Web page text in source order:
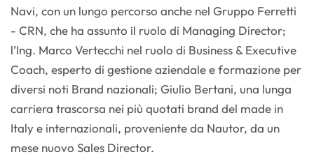
Navi, con un lungo percorso anche nel Gruppo Ferretti
- CRN, che ha assunto il ruolo di Managing Director;
l’Ing. Marco Vertecchi nel ruolo di Business & Executive
Coach, esperto di gestione aziendale e formazione per
diversi noti Brand nazionali; Giulio Bertani, una lunga
carriera trascorsa nei più quotati brand del made in
Italy e internazionali, proveniente da Nautor, da un
mese nuovo Sales Director.